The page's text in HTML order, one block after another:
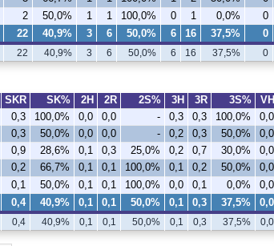
2 50,0% 1 1 100,0% 0 1 0,0% 0
22 40,9% 3 6 50,0% 6 16 37,5% 0
22 40,9% 3 6 50,0% 6 16 37,5% 0
SKR SK% 2H 2R 2S% 3H 3R 3S% VH
0,3 100,0% 0,0 0,0 - 0,3 0,3 100,0% 0,0
0,3 50,0% 0,0 0,0 - 0,2 0,3 50,0% 0,0
0,9 28,6% 0,1 0,3 25,0% 0,2 0,7 30,0% 0,0
0,2 66,7% 0,1 0,1 100,0% 0,1 0,2 50,0% 0,0
0,1 50,0% 0,1 0,1 100,0% 0,0 0,1 0,0% 0,0
0,4 40,9% 0,1 0,1 50,0% 0,1 0,3 37,5% 0,0
0,4 40,9% 0,1 0,1 50,0% 0,1 0,3 37,5% 0,0